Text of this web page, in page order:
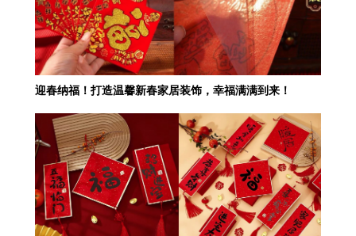
迎春纳福！打造温馨新春家居装饰，幸福满满到来！